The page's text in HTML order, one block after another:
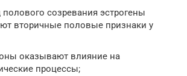
полового созревания эстрогены
вторичные половые признаки у
оказывают влияние на
процессы;